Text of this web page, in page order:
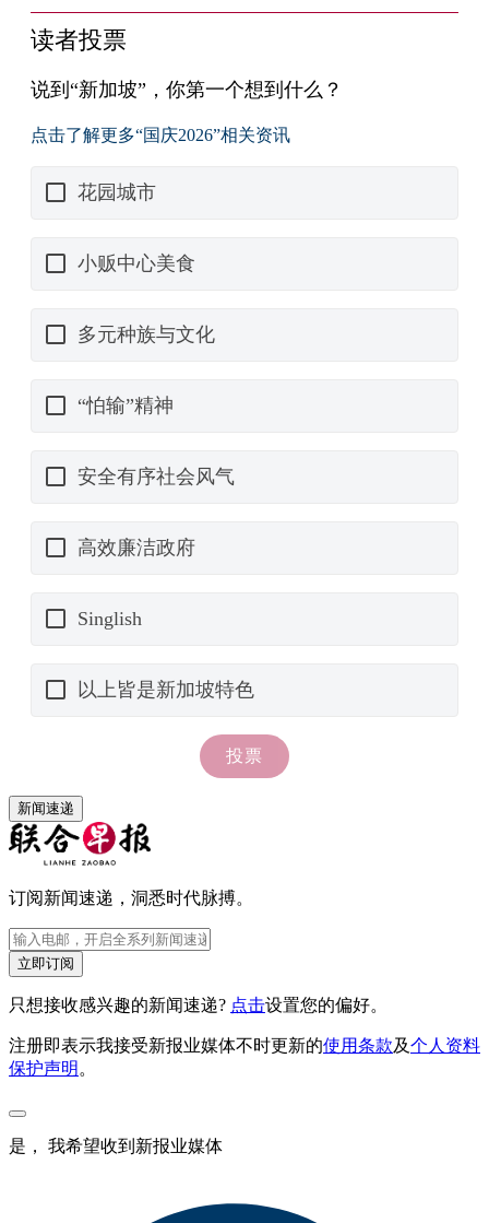
新闻速递
订阅新闻速递，洞悉时代脉搏。
立即订阅
只想接收感兴趣的新闻速递? 点击设置您的偏好。
注册即表示我接受新报业媒体不时更新的使用条款及个人资料
保护声明 。
是， 我希望收到新报业媒体